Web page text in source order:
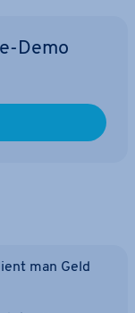
Demo
man Geld